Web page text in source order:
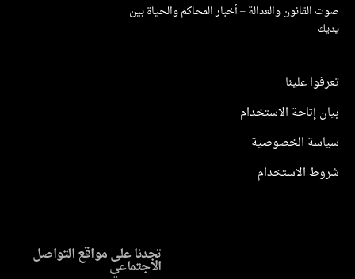
صوت القانون والعدالة – أخبار المحاكم والحياة بين
يديك
تعرفوا علينا
بيان إتاحة الاستخدام
سياسة الخصوصية
شروط الاستخدام
تجدنا على مواقع التواصل
الاجتماعي